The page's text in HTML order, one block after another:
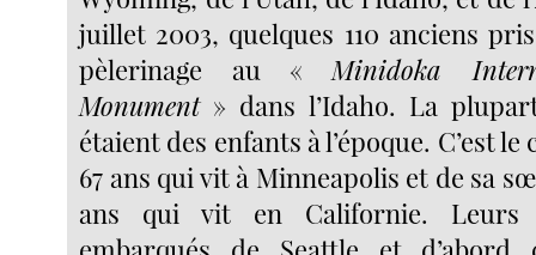
juillet 2003, quelques 110 anciens
pèlerinage au «Minidoka
Monument» dans l’Idaho. La
étaient des enfants à l’époque. C’est le
67 ans qui vit à Minneapolis et de sa
ans qui vit en Californie. Leurs